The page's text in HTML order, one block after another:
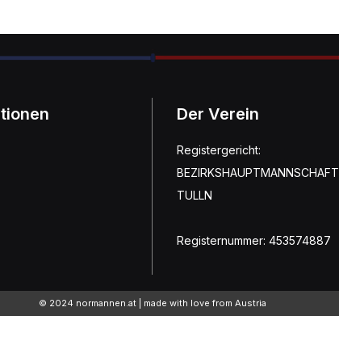
Der Verein
Registergericht:
BEZIRKSHAUPTMANNSCHAFT
TULLN
Registernummer: 453574887
© 2024 normannen.at | made with love from Austria